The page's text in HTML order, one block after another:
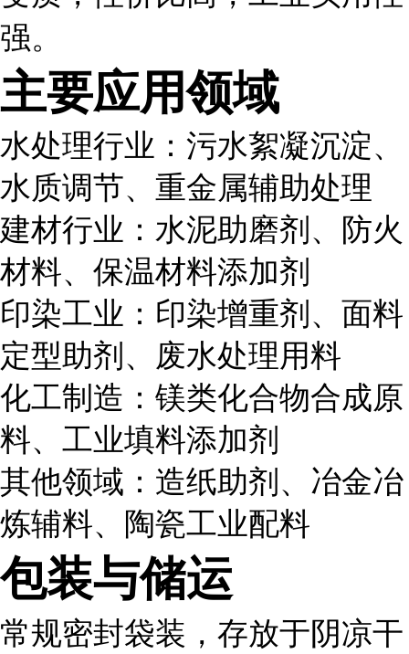
强。
主要应用领域
水处理行业：污水絮凝沉淀、
水质调节、重金属辅助处理
建材行业：水泥助磨剂、防火
材料、保温材料添加剂
印染工业：印染增重剂、面料
定型助剂、废水处理用料
化工制造：镁类化合物合成原
料、工业填料添加剂
其他领域：造纸助剂、冶金冶
炼辅料、陶瓷工业配料
包装与储运
常规密封袋装，存放于阴凉干